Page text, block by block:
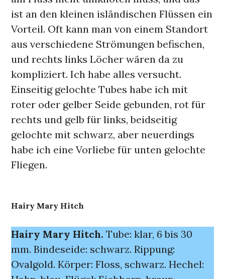
ist an den kleinen isländischen Flüssen ein
Vorteil. Oft kann man von einem Standort
aus verschiedene Strömungen befischen,
und rechts links Löcher wären da zu
kompliziert. Ich habe alles versucht.
Einseitig gelochte Tubes habe ich mit
roter oder gelber Seide gebunden, rot für
rechts und gelb für links, beidseitig
gelochte mit schwarz, aber neuerdings
habe ich eine Vorliebe für unten gelochte
Fliegen.
Hairy Mary Hitch
Hairy Mary Hitch. Tube: klar, 6 bis 30
mm. Bindeseide: schwarz. Rippung:
Ovalgold. Körper: Floss, schwarz. Hechel: